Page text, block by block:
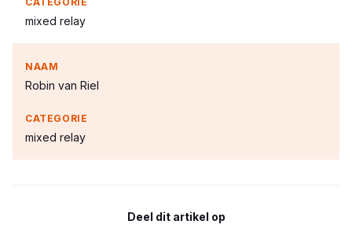
mixed relay
Robin van Riel
mixed relay
Deel dit artikel op